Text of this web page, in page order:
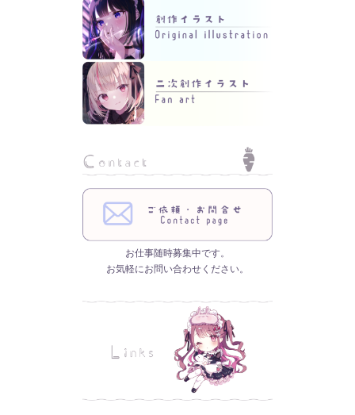
お仕事随時募集中です。
お気軽にお問い合わせください。